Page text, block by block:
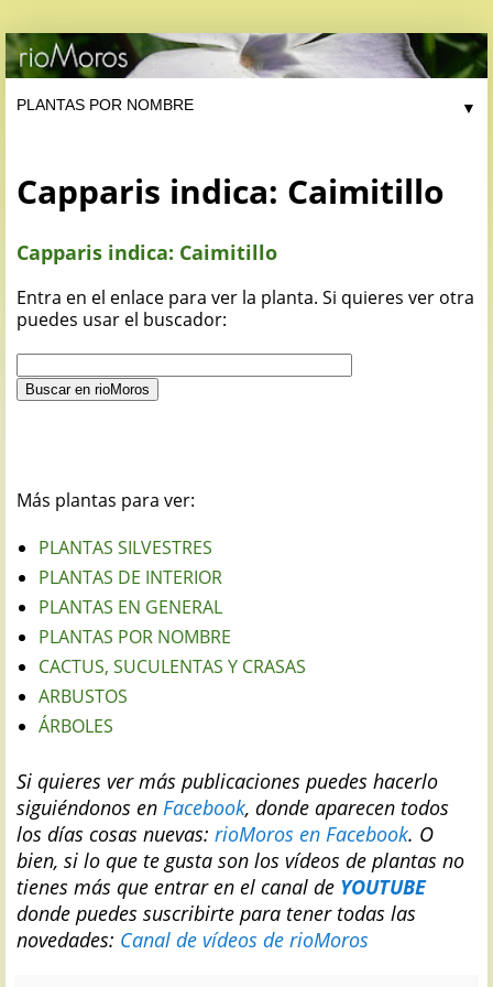
▼
Capparis indica: Caimitillo
Capparis indica: Caimitillo
Entra en el enlace para ver la planta. Si quieres ver otra
puedes usar el buscador:
Más plantas para ver:
PLANTAS SILVESTRES
PLANTAS DE INTERIOR
PLANTAS EN GENERAL
PLANTAS POR NOMBRE
CACTUS, SUCULENTAS Y CRASAS
ARBUSTOS
ÁRBOLES
Si quieres ver más publicaciones puedes hacerlo
siguiéndonos en Facebook, donde aparecen todos
los días cosas nuevas: rioMoros en Facebook. O
bien, si lo que te gusta son los vídeos de plantas no
tienes más que entrar en el canal de YOUTUBE
donde puedes suscribirte para tener todas las
novedades: Canal de vídeos de rioMoros